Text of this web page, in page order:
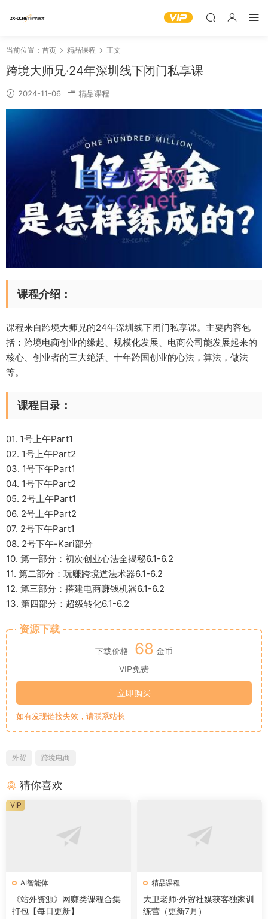
当前位置： 首页 精品课程 正文
跨境大师兄·24年深圳线下闭门私享课
2024-11-06 精品课程
课程介绍：
课程来自跨境大师兄的24年深圳线下闭门私享课。主要内容包
括：跨境电商创业的缘起、规模化发展、电商公司能发展起来的
核心、创业者的三大绝活、十年跨国创业的心法，算法，做法
等。
课程目录：
01. 1号上午Part1
02. 1号上午Part2
03. 1号下午Part1
04. 1号下午Part2
05. 2号上午Part1
06. 2号上午Part2
07. 2号下午Part1
08. 2号下午-Kari部分
10. 第一部分：初次创业心法全揭秘6.1-6.2
11. 第二部分：玩赚跨境道法术器6.1-6.2
12. 第三部分：搭建电商赚钱机器6.1-6.2
13. 第四部分：超级转化6.1-6.2
资源下载
下载价格 68 金币
VIP免费
立即购买
如有发现链接失效，请联系站长
外贸 跨境电商
猜你喜欢
AI智能体
《站外资源》网赚类课程合集
打包【每日更新】
VIP
精品课程
大卫老师·外贸社媒获客独家训
练营（更新7月）